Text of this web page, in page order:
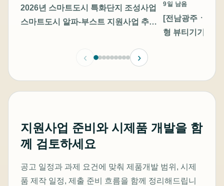
2026년 스마트도시 특화단지 조성사업
스마트도시 알파-부스트 지원사업 추가
9일 남음
[전남광주ㆍ충
형 뷰티기기 고
‹ ›
지원사업 준비와 시제품 개발을 함
께 검토하세요
공고 일정과 과제 요건에 맞춰 제품개발 범위, 시제
품 제작 일정, 제출 준비 흐름을 함께 정리해드립니